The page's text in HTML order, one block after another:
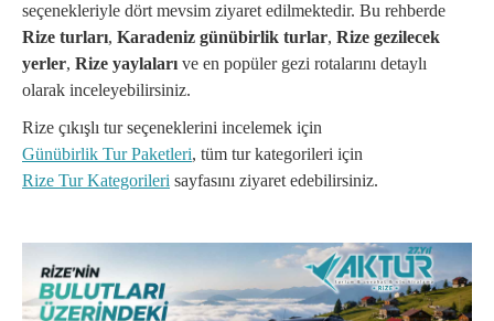
seçenekleriyle dört mevsim ziyaret edilmektedir. Bu rehberde
Rize turları, Karadeniz günübirlik turlar, Rize gezilecek
yerler, Rize yaylaları ve en popüler gezi rotalarını detaylı
olarak inceleyebilirsiniz.
Rize çıkışlı tur seçeneklerini incelemek için
Günübirlik Tur Paketleri, tüm tur kategorileri için
Rize Tur Kategorileri sayfasını ziyaret edebilirsiniz.